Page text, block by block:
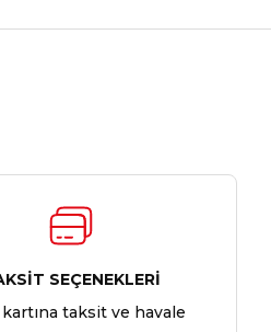
SEÇENEKLERİ
taksit ve havale